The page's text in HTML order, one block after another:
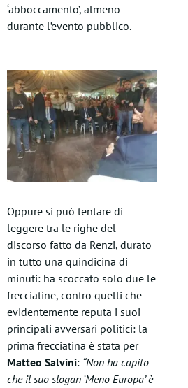
‘abboccamento’, almeno
durante l’evento pubblico.
Oppure si può tentare di
leggere tra le righe del
discorso fatto da Renzi, durato
in tutto una quindicina di
minuti: ha scoccato solo due le
frecciatine, contro quelli che
evidentemente reputa i suoi
principali avversari politici: la
prima frecciatina è stata per
Matteo Salvini: “Non ha capito
che il suo slogan ‘Meno Europa’ è